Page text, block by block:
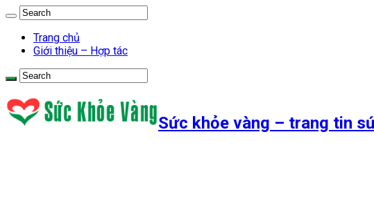
Trang chủ
Giới thiệu – Hợp tác
Sức khỏe vàng – trang tin